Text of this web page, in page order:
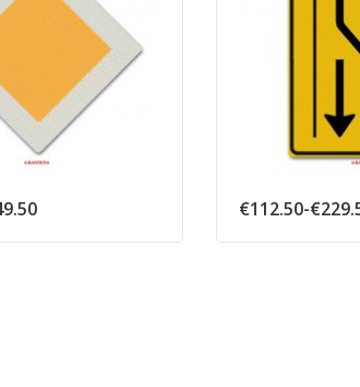
Prijsklasse:
€112.50-€